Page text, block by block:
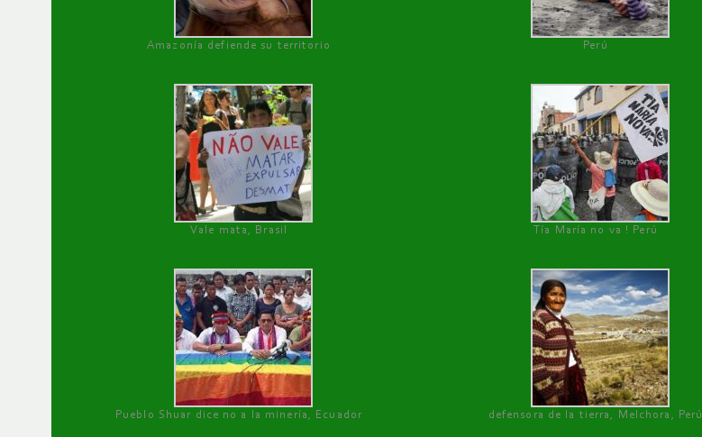
Amazonía defiende su territorio Perú
Vale mata, Brasil Tía María no va ! Perú
Pueblo Shuar dice no a la minería, Ecuador defensora de la tierra, Melchora, Perú